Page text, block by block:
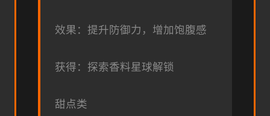
效果：提升防御力，增加饱腹感
获得：探索香料星球解锁
甜点类